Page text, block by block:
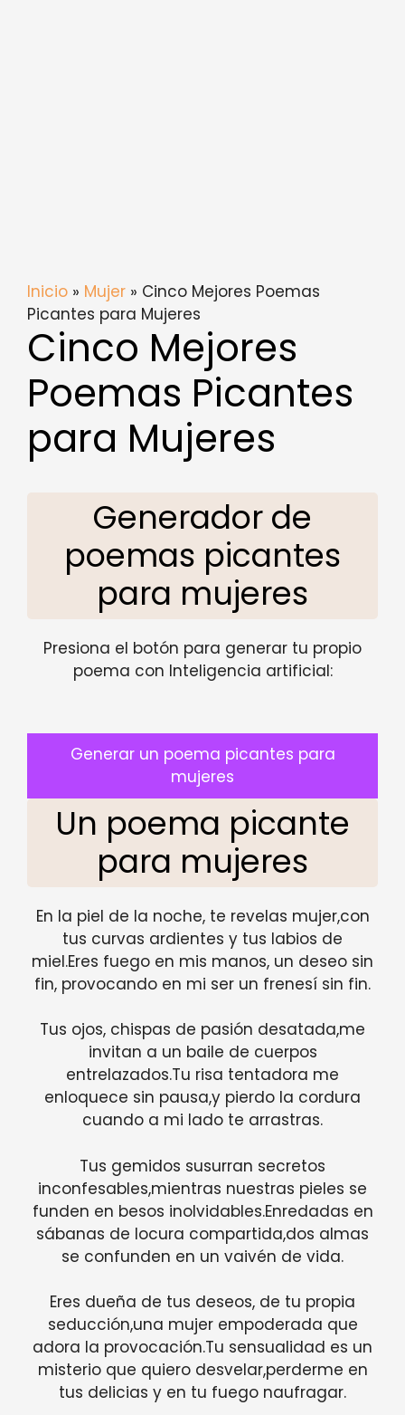
Inicio » Mujer » Cinco Mejores Poemas
Picantes para Mujeres
Cinco Mejores
Poemas Picantes
para Mujeres
Generador de
poemas picantes
para mujeres
Presiona el botón para generar tu propio
poema con Inteligencia artificial:
Generar un poema picantes para
mujeres
Un poema picante
para mujeres
En la piel de la noche, te revelas mujer,con
tus curvas ardientes y tus labios de
miel.Eres fuego en mis manos, un deseo sin
fin, provocando en mi ser un frenesí sin fin.
Tus ojos, chispas de pasión desatada,me
invitan a un baile de cuerpos
entrelazados.Tu risa tentadora me
enloquece sin pausa,y pierdo la cordura
cuando a mi lado te arrastras.
Tus gemidos susurran secretos
inconfesables,mientras nuestras pieles se
funden en besos inolvidables.Enredadas en
sábanas de locura compartida,dos almas
se confunden en un vaivén de vida.
Eres dueña de tus deseos, de tu propia
seducción,una mujer empoderada que
adora la provocación.Tu sensualidad es un
misterio que quiero desvelar,perderme en
tus delicias y en tu fuego naufragar.